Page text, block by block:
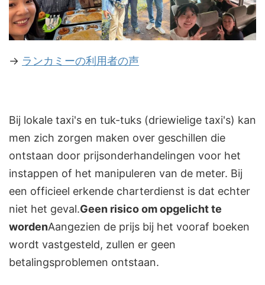
→ ランカミーの利用者の声
Bij lokale taxi's en tuk-tuks (driewielige taxi's) kan
men zich zorgen maken over geschillen die
ontstaan door prijsonderhandelingen voor het
instappen of het manipuleren van de meter. Bij
een officieel erkende charterdienst is dat echter
niet het geval.Geen risico om opgelicht te
wordenAangezien de prijs bij het vooraf boeken
wordt vastgesteld, zullen er geen
betalingsproblemen ontstaan.